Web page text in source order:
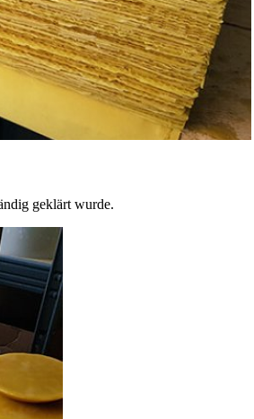
geklärt wurde.